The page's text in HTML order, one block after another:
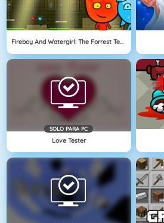
Fireboy And Watergirl: The Forrest Temple
SOLO PARA PC
Love Tester